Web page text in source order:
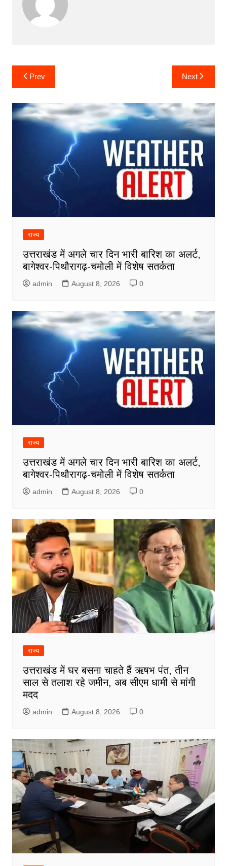
Post
navigation
Prev Next
राज्य
उत्तराखंड में अगले चार दिन भारी बारिश का अलर्ट,
बागेश्वर-पिथौरागढ़-चमोली में विशेष सतर्कता
admin August 8, 2026 0
राज्य
उत्तराखंड में अगले चार दिन भारी बारिश का अलर्ट,
बागेश्वर-पिथौरागढ़-चमोली में विशेष सतर्कता
admin August 8, 2026 0
राज्य
उत्तराखंड में घर बसना चाहते हैं ऋषभ पंत, तीन
साल से तलाश रहे जमीन, अब सीएम धामी से मांगी
मदद
admin August 8, 2026 0